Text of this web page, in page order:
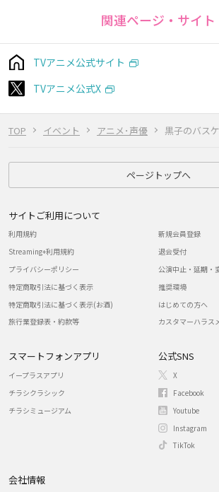
TOP イベント アニメ･声優 黒子のバス
関連ページ・サイト
TVアニメ公式サイト
TVアニメ公式X
ページトップへ
サイトご利用について
利用規約
Streaming+利用規約
プライバシーポリシー
特定商取引法に基づく表示
特定商取引法に基づく表示(お酒)
旅行業登録表・約款等
新規会員登録
退会受付
公演中止・延期・
推奨環境
はじめての方へ
カスタマーハラス
スマートフォンアプリ
イープラスアプリ
チラシクラシック
チラシミュージアム
公式SNS
X
Facebook
Youtube
Instagram
TikTok
会社情報